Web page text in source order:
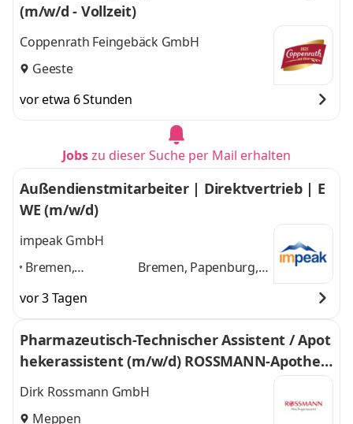
(m/w/d - Vollzeit)
Coppenrath Feingebäck GmbH
Geeste
vor etwa 6 Stunden
Jobszu dieser Suche per Mail erhalten
Außendienstmitarbeiter | Direktvertrieb | E
WE (m/w/d)
impeak GmbH
Bremen,
Meppen,
Bremerhaven,
Minden, Westfalen,
Hamburg,
Bremen, Papenburg,
Minden, Westfalen,
Hamburgund 4
weitere
vor 3 Tagen
Pharmazeutisch-Technischer Assistent / Apot
hekerassistent (m/w/d) ROSSMANN-Apothek
e B.V.
Dirk Rossmann GmbH
Meppen